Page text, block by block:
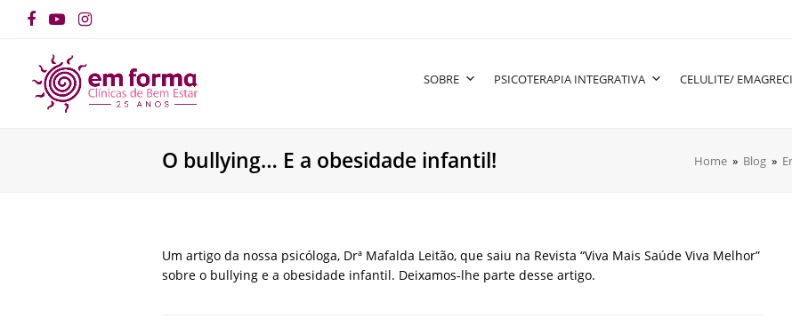
Facebook
YouTubeInstagram
SOBRE PSICOTERAPIA INTEGRATIVA CELULITE/
O bullying… E a obesidade infantil! Home » Blog »
Um artigo da nossa psicóloga, Drª Mafalda Leitão, que saiu na Revista “Viva Mais Saúde Viva Melhor”
sobre o bullying e a obesidade infantil. Deixamos-lhe parte desse artigo.